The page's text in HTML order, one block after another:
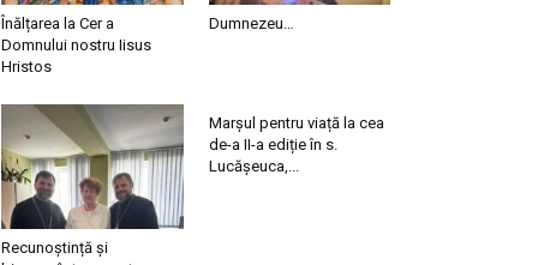
Înălțarea la Cer a
Domnului nostru Iisus
Hristos
Dumnezeu…
Recunoștință și
Marșul pentru viață la cea
de-a II-a ediție în s.
Lucășeuca,...